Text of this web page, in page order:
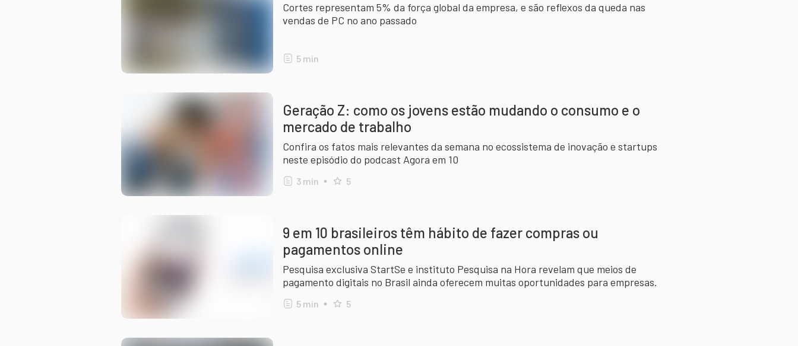
Cortes representam 5% da força global da empresa, e são reflexos da queda nas
vendas de PC no ano passado
5 min
Geração Z: como os jovens estão mudando o consumo e o
mercado de trabalho
Confira os fatos mais relevantes da semana no ecossistema de inovação e startups
neste episódio do podcast Agora em 10
3 min 5
9 em 10 brasileiros têm hábito de fazer compras ou
pagamentos online
Pesquisa exclusiva StartSe e instituto Pesquisa na Hora revelam que meios de
pagamento digitais no Brasil ainda oferecem muitas oportunidades para empresas.
5 min 5